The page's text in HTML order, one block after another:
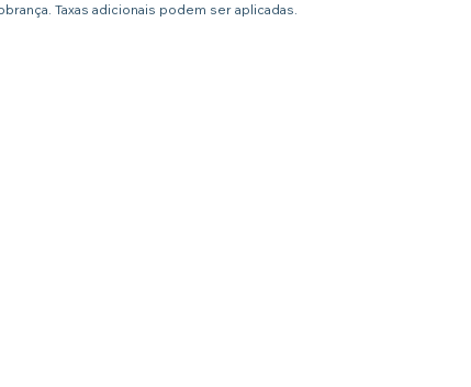
Taxas adicionais podem ser aplicadas.